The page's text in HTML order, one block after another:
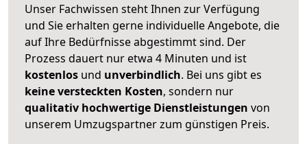
Unser Fachwissen steht Ihnen zur Verfügung
und Sie erhalten gerne individuelle Angebote, die
auf Ihre Bedürfnisse abgestimmt sind. Der
Prozess dauert nur etwa 4 Minuten und ist
kostenlos und unverbindlich. Bei uns gibt es
keine versteckten Kosten, sondern nur
qualitativ hochwertige Dienstleistungen von
unserem Umzugspartner zum günstigen Preis.